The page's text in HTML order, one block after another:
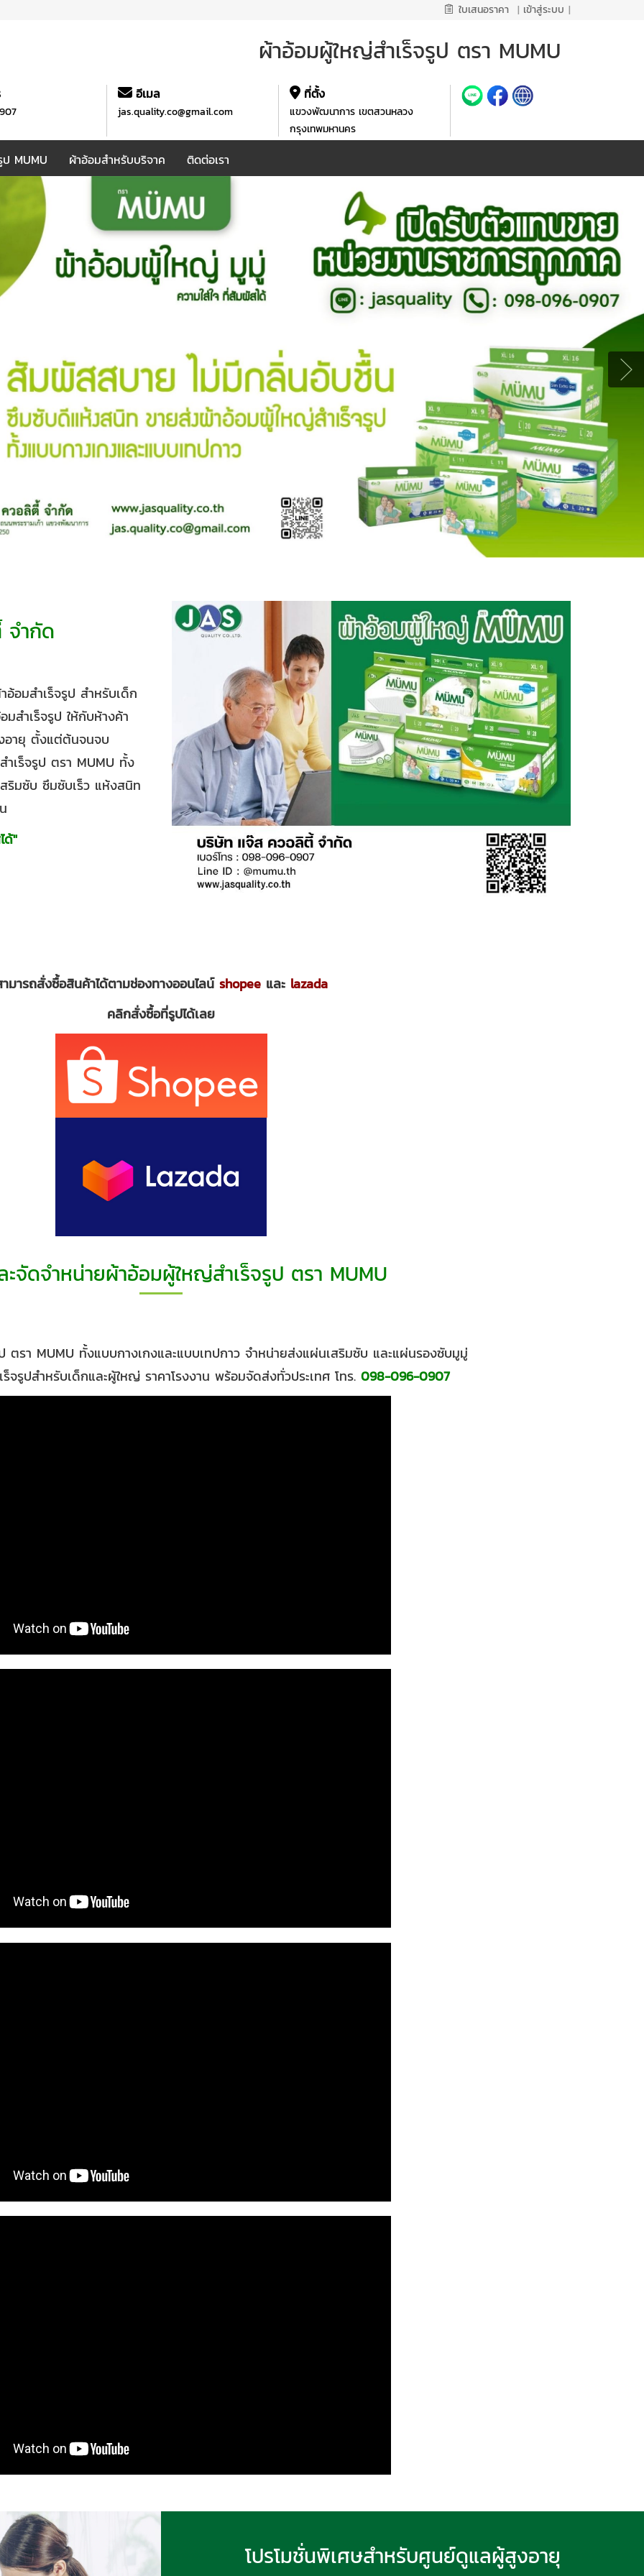
ใบเสนอราคา | เข้าสู่ระบบ |
ผ้าอ้อมผู้ใหญ่สำเร็จรูป ตรา MUMU
อีเมล
jas.quality.co@gmail.com
ที่ตั้ง
แขวงพัฒนาการ เขตสวนหลวง
กรุงเทพมหานคร
MUMU ผ้าอ้อมสำหรับบริจาค ติดต่อเรา
จำกัด
อ้อมสำเร็จรูป สำหรับเด็ก
สำเร็จรูป ให้กับห้างค้า
อายุ ตั้งแต่ต้นจนจบ
เร็จรูป ตรา MUMU ทั้ง
ริมซับ ซึมซับเร็ว แห้งสนิท
ด้"
มารถสั่งซื้อสินค้าได้ตามช่องทางออนไลน์ shopeeและlazada
คลิกสั่งซื้อที่รูปได้เลย
จัดจำหน่ายผ้าอ้อมผู้ใหญ่สำเร็จรูป ตรา MUMU
ตรา MUMU ทั้งแบบกางเกงและแบบเทปกาว จำหน่ายส่งแผ่นเสริมซับ และแผ่นรองซับมูมู่
จรูปสำหรับเด็กและผู้ใหญ่ ราคาโรงงาน พร้อมจัดส่งทั่วประเทศ โทร. 098-096-0907
โปรโมชั่นพิเศษสำหรับศูนย์ดูแลผู้สูงอายุ